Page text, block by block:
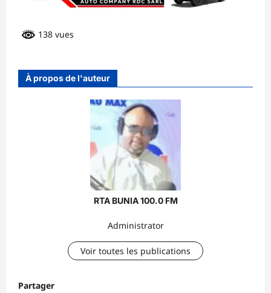
138 vues
À propos de l'auteur
RTA BUNIA 100.0 FM
Administrator
Voir toutes les publications
Partager